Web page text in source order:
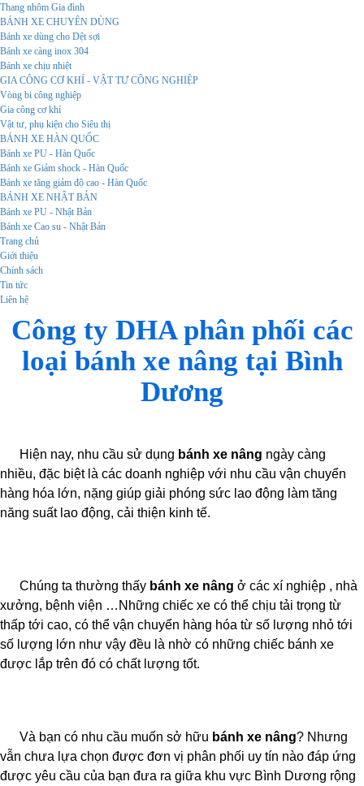
Thang nhôm Gia đình
BÁNH XE CHUYÊN DÙNG
Bánh xe dùng cho Dệt sợi
Bánh xe càng inox 304
Bánh xe chịu nhiệt
GIA CÔNG CƠ KHÍ - VẬT TƯ CÔNG NGHIỆP
Vòng bi công nghiệp
Gia công cơ khí
Vật tư, phụ kiện cho Siêu thị
BÁNH XE HÀN QUỐC
Bánh xe PU - Hàn Quốc
Bánh xe Giảm shock - Hàn Quốc
Bánh xe tăng giảm độ cao - Hàn Quốc
BÁNH XE NHẬT BẢN
Bánh xe PU - Nhật Bản
Bánh xe Cao su - Nhật Bản
Trang chủ
Giới thiệu
Chính sách
Tin tức
Liên hệ
Công ty DHA phân phối các
loại bánh xe nâng tại Bình
Dương
Hiện nay, nhu cầu sử dụng bánh xe nâng ngày càng
nhiều, đặc biệt là các doanh nghiệp với nhu cầu vận chuyển
hàng hóa lớn, nặng giúp giải phóng sức lao động làm tăng
năng suất lao động, cải thiện kinh tế.
Chúng ta thường thấy bánh xe nâng ở các xí nghiệp , nhà
xưởng, bệnh viện …Những chiếc xe có thể chịu tải trọng từ
thấp tới cao, có thể vận chuyển hàng hóa từ số lượng nhỏ tới
số lượng lớn như vậy đều là nhờ có những chiếc bánh xe
được lắp trên đó có chất lượng tốt.
Và bạn có nhu cầu muốn sở hữu bánh xe nâng? Nhưng
vẫn chưa lựa chọn được đơn vị phân phối uy tín nào đáp ứng
được yêu cầu của bạn đưa ra giữa khu vực Bình Dương rộng